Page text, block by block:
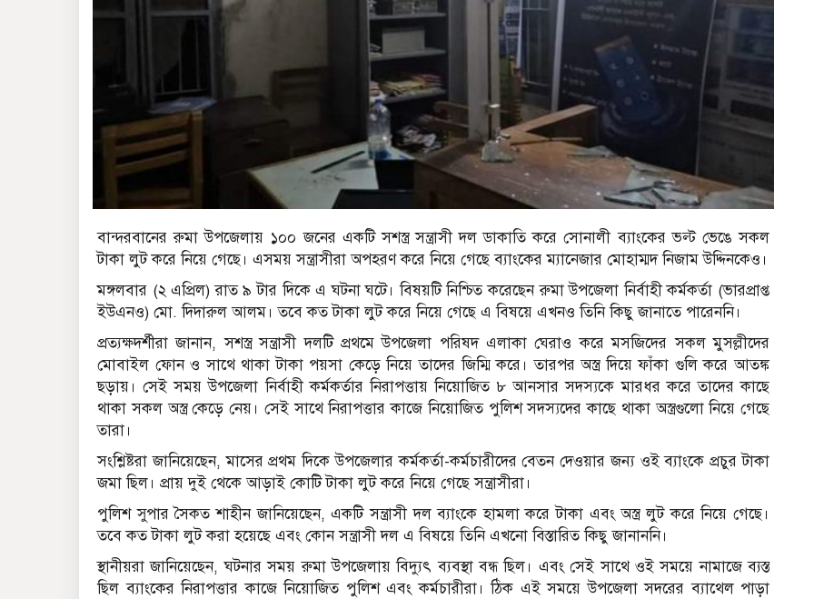
বান্দরবানের রুমা উপজেলায় ১০০ জনের একটি সশস্ত্র সন্ত্রাসী দল ডাকাতি করে সোনালী ব্যাংকের ভল্ট ভেঙে সকল
টাকা লুট করে নিয়ে গেছে। এসময় সন্ত্রাসীরা অপহরণ করে নিয়ে গেছে ব্যাংকের ম্যানেজার মোহাম্মদ নিজাম উদ্দিনকেও।
মঙ্গলবার (২ এপ্রিল) রাত ৯ টার দিকে এ ঘটনা ঘটে। বিষয়টি নিশ্চিত করেছেন রুমা উপজেলা নির্বাহী কর্মকর্তা (ভারপ্রাপ্ত
ইউএনও) মো. দিদারুল আলম। তবে কত টাকা লুট করে নিয়ে গেছে এ বিষয়ে এখনও তিনি কিছু জানাতে পারেননি।
প্রত্যক্ষদর্শীরা জানান, সশস্ত্র সন্ত্রাসী দলটি প্রথমে উপজেলা পরিষদ এলাকা ঘেরাও করে মসজিদের সকল মুসল্লীদের
মোবাইল ফোন ও সাথে থাকা টাকা পয়সা কেড়ে নিয়ে তাদের জিম্মি করে। তারপর অস্ত্র দিয়ে ফাঁকা গুলি করে আতঙ্ক
ছড়ায়। সেই সময় উপজেলা নির্বাহী কর্মকর্তার নিরাপত্তায় নিয়োজিত ৮ আনসার সদস্যকে মারধর করে তাদের কাছে
থাকা সকল অস্ত্র কেড়ে নেয়। সেই সাথে নিরাপত্তার কাজে নিয়োজিত পুলিশ সদস্যদের কাছে থাকা অস্ত্রগুলো নিয়ে গেছে
তারা।
সংশ্লিষ্টরা জানিয়েছেন, মাসের প্রথম দিকে উপজেলার কর্মকর্তা-কর্মচারীদের বেতন দেওয়ার জন্য ওই ব্যাংকে প্রচুর টাকা
জমা ছিল। প্রায় দুই থেকে আড়াই কোটি টাকা লুট করে নিয়ে গেছে সন্ত্রাসীরা।
পুলিশ সুপার সৈকত শাহীন জানিয়েছেন, একটি সন্ত্রাসী দল ব্যাংকে হামলা করে টাকা এবং অস্ত্র লুট করে নিয়ে গেছে।
তবে কত টাকা লুট করা হয়েছে এবং কোন সন্ত্রাসী দল এ বিষয়ে তিনি এখনো বিস্তারিত কিছু জানাননি।
স্থানীয়রা জানিয়েছেন, ঘটনার সময় রুমা উপজেলায় বিদ্যুৎ ব্যবস্থা বন্ধ ছিল। এবং সেই সাথে ওই সময়ে নামাজে ব্যস্ত
ছিল ব্যাংকের নিরাপত্তার কাজে নিয়োজিত পুলিশ এবং কর্মচারীরা। ঠিক এই সময়ে উপজেলা সদরের ব্যাথেল পাড়া